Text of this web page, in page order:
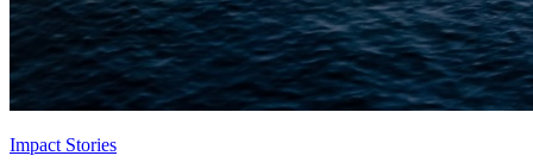
Impact Stories